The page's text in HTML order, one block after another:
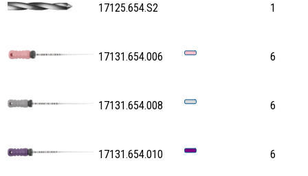
17125.654.S2 1
17131.654.006 6
17131.654.008 6
17131.654.010 6